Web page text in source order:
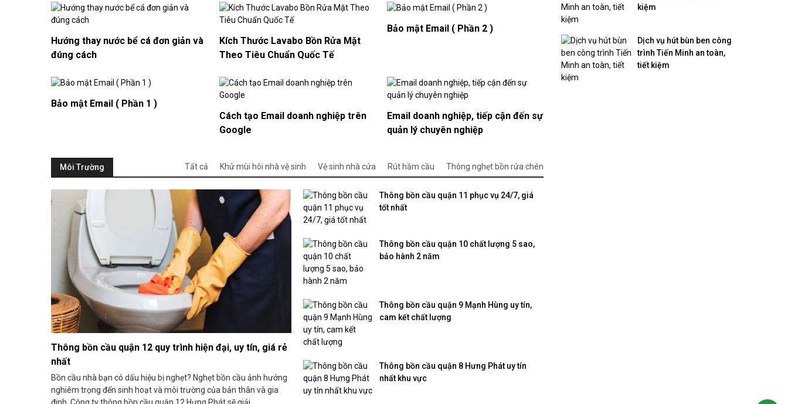
Hướng thay nước bể cá đơn giản và
đúng cách
Kích Thước Lavabo Bồn Rửa Mặt
Theo Tiêu Chuẩn Quốc Tế
Bảo mật Email ( Phần 2 )
Bảo mật Email ( Phần 1 )
Cách tạo Email doanh nghiệp trên
Google
Email doanh nghiệp, tiếp cận đến sự
quản lý chuyên nghiệp
Môi Trường Tất cả Khử mùi hôi nhà vệ sinh Vệ sinh nhà cửa Rút hầm cầu Thông nghẹt bồn rửa chén
Thông bồn cầu quận 12 quy trình hiện đại, uy tín, giá rẻ
nhất
Bồn cầu nhà bạn có dấu hiệu bị nghẹt? Nghẹt bồn cầu ảnh hưởng
nghiêm trọng đến sinh hoạt và môi trường của bản thân và gia
đinh. Công ty thông bồn cầu quận 12 Hưng Phát sẽ giải ...
Thông bồn cầu quận 11 phục vụ 24/7, giá
tốt nhất
Thông bồn cầu quận 10 chất lượng 5 sao,
bảo hành 2 năm
Thông bồn cầu quận 9 Mạnh Hùng uy tín,
cam kết chất lượng
Thông bồn cầu quận 8 Hưng Phát uy tín
nhất khu vực
kiệm
Dịch vụ hút bùn ben công
trình Tiến Minh an toàn,
tiết kiệm